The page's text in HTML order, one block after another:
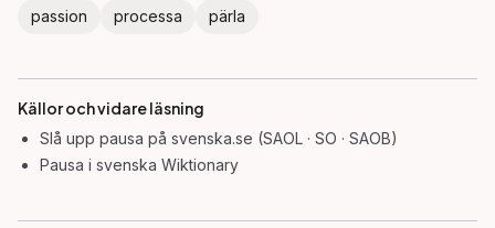
passion
processa pärla
Källor och vidare läsning
Slå upp pausa på svenska.se (SAOL · SO · SAOB)
Pausa i svenska Wiktionary